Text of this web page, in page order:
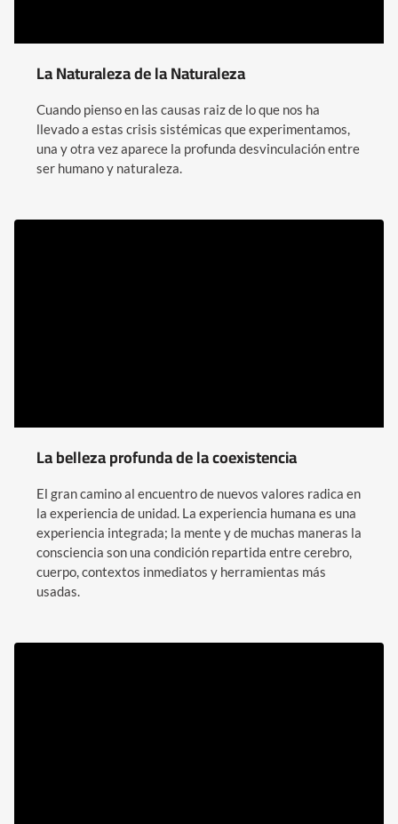
La Naturaleza de la Naturaleza
Cuando pienso en las causas raiz de lo que nos ha
llevado a estas crisis sistémicas que experimentamos,
una y otra vez aparece la profunda desvinculación entre
ser humano y naturaleza.
La belleza profunda de la coexistencia​
El gran camino al encuentro de nuevos valores radica en
la experiencia de unidad. La experiencia humana es una
experiencia integrada; la mente y de muchas maneras la
consciencia son una condición repartida entre cerebro,
cuerpo, contextos inmediatos y herramientas más
usadas.